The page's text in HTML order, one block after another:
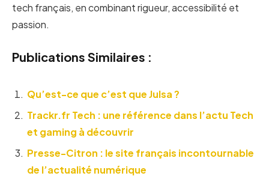
tech français, en combinant rigueur, accessibilité et
passion.
Publications Similaires :
Qu’est-ce que c’est que Julsa ?
Trackr.fr Tech : une référence dans l’actu Tech
et gaming à découvrir
Presse-Citron : le site français incontournable
de l’actualité numérique